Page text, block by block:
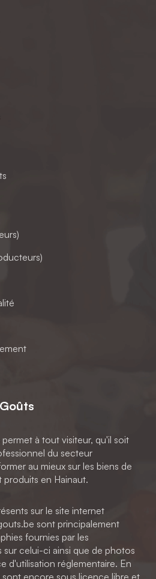
à tout visiteur, qu'il soit
du secteur
au mieux sur les biens de
en Hainaut.
sur le site internet
sont principalement
fournies par les
celui-ci ainsi que de photos
d'utilisation réglementaire. En